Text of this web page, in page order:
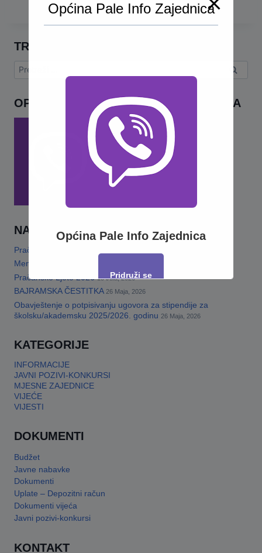
TRAŽI
Pretraga:
OPĆINA PALE INFO – VIBER ZAJEDNICA
NAJNOVIJE
Pračansko ljeto 2026 · Program za djecu
Memorijalni turnir„Šefko Mutapčić“
Pračansko Ljeto 2026 13 Jula, 2026
BAJRAMSKA ČESTITKA 26 Maja, 2026
Obavještenje o potpisivanju ugovora za stipendije za
školsku/akademsku 2025/2026. godinu 26 Maja, 2026
KATEGORIJE
INFORMACIJE
JAVNI POZIVI-KONKURSI
MJESNE ZAJEDNICE
VIJEĆE
VIJESTI
DOKUMENTI
Budžet
Javne nabavke
Dokumenti
Uplate – Depozitni račun
Dokumenti vijeća
Javni pozivi-konkursi
KONTAKT
Općina Pale Info Zajednica
Općina Pale Info Zajednica
Pridruži se
This will close in 17 seconds